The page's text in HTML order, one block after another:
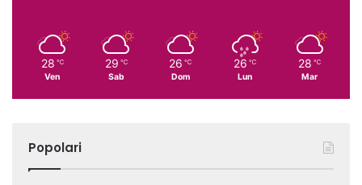
28 ℃
Ven
29 ℃
Sab
26 ℃
Dom
26 ℃
Lun
28 ℃
Mar
Popolari